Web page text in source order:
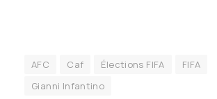
AFC Caf Élections FIFA
FIFA
Gianni Infantino